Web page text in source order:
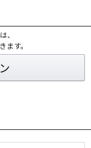
、
す。